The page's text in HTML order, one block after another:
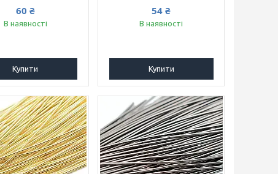
60 ₴
В наявності
Купити
54 ₴
В наявності
Купити